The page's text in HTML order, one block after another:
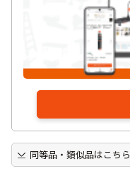
同等品・類似品はこちら